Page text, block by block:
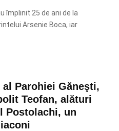
împlinit 25 de ani de la
Arsenie Boca, iar
Parohiei Găneşti,
Teofan, alături
Postolachi, un